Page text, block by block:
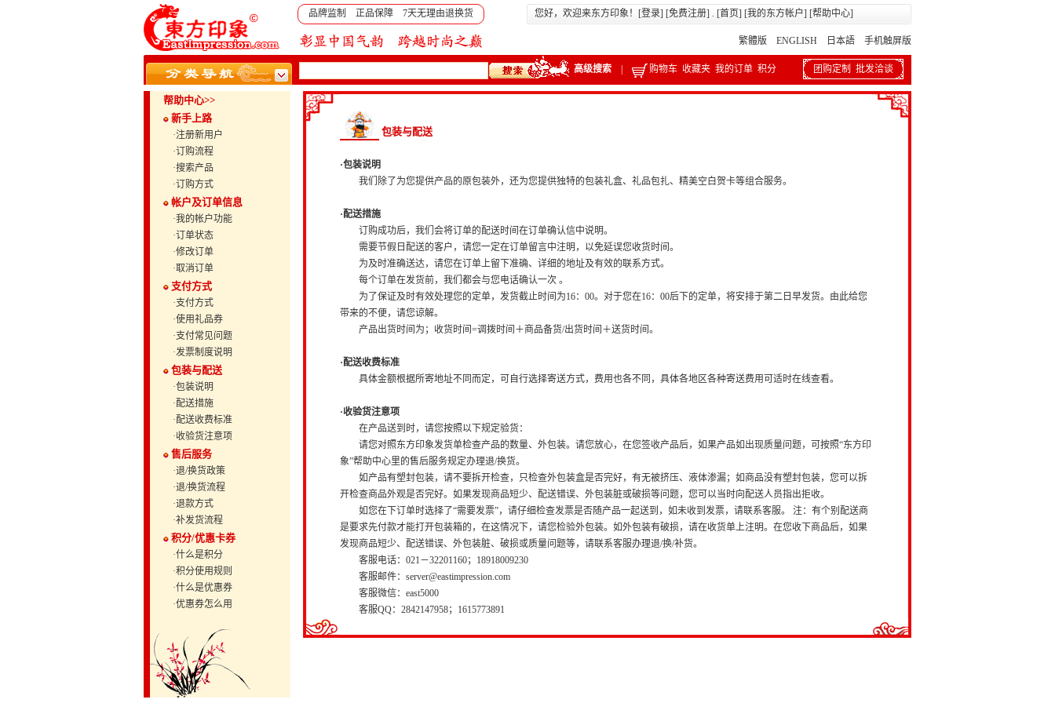
品牌监制 正品保障 7天无理由退换货 您好，欢迎来东方印象！[登录] [免费注册] . [首页] [我的东方帐户] [帮助中心]
繁體版 ENGLISH 日本語 手机触屏版
高级搜索 购物车 收藏夹 我的订单 积分 团购定制 批发洽谈
帮助中心>>
新手上路
·注册新用户
·订购流程
·搜索产品
·订购方式
帐户及订单信息
·我的帐户功能
·订单状态
·修改订单
·取消订单
支付方式
·支付方式
·使用礼品券
·支付常见问题
·发票制度说明
包装与配送
·包装说明
·配送措施
·配送收费标准
·收验货注意项
售后服务
·退/换货政策
·退/换货流程
·退款方式
·补发货流程
积分/优惠卡券
·什么是积分
·积分使用规则
·什么是优惠券
·优惠券怎么用
包装与配送
·包装说明
我们除了为您提供产品的原包装外，还为您提供独特的包装礼盒、礼品包扎、精美空白贺卡等组合服务。
·配送措施
订购成功后，我们会将订单的配送时间在订单确认信中说明。
需要节假日配送的客户，请您一定在订单留言中注明，以免延误您收货时间。
为及时准确送达，请您在订单上留下准确、详细的地址及有效的联系方式。
每个订单在发货前，我们都会与您电话确认一次 。
为了保证及时有效处理您的定单，发货截止时间为16：00。对于您在16：00后下的定单，将安排于第二日早发货。由此给您
带来的不便，请您谅解。
产品出货时间为；收货时间=调拨时间＋商品备货/出货时间＋送货时间。
·配送收费标准
具体金额根据所寄地址不同而定，可自行选择寄送方式，费用也各不同，具体各地区各种寄送费用可适时在线查看。
·收验货注意项
在产品送到时，请您按照以下规定验货：
请您对照东方印象发货单检查产品的数量、外包装。请您放心，在您签收产品后，如果产品如出现质量问题，可按照“东方印
象”帮助中心里的售后服务规定办理退/换货。
如产品有塑封包装，请不要拆开检查，只检查外包装盒是否完好，有无被挤压、液体渗漏；如商品没有塑封包装，您可以拆
开检查商品外观是否完好。如果发现商品短少、配送错误、外包装脏或破损等问题，您可以当时向配送人员指出拒收。
如您在下订单时选择了“需要发票”，请仔细检查发票是否随产品一起送到，如未收到发票，请联系客服。 注：有个别配送商
是要求先付款才能打开包装箱的，在这情况下，请您检验外包装。如外包装有破损，请在收货单上注明。在您收下商品后，如果
发现商品短少、配送错误、外包装脏、破损或质量问题等，请联系客服办理退/换/补货。
客服电话：021－32201160；18918009230
客服邮件：server@eastimpression.com
客服微信：east5000
客服QQ：2842147958；1615773891